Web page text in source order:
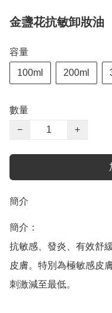
金盞花抗敏卸妝油
容量
100ml 200ml
數量
−
+
簡介
簡介：
抗敏感、發炎、有效舒
皮膚。特別為極敏感皮
刺激減至最低。